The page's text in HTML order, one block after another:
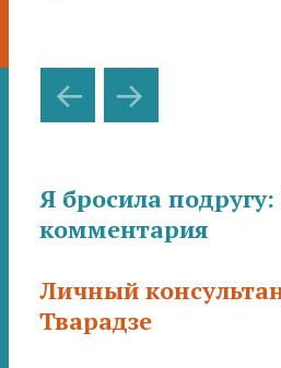
Навигация
по
записям
Я бросила подругу:
комментария
Личный
Тварадзе